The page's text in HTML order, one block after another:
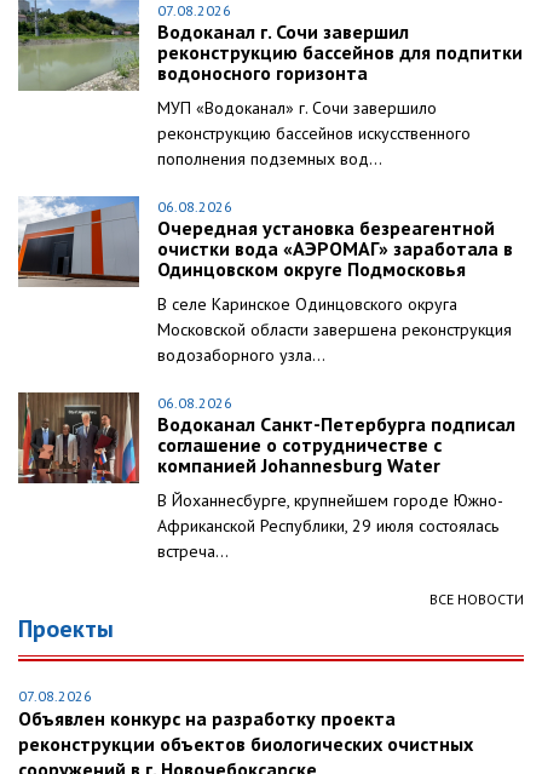
07.08.2026
Водоканал г. Сочи завершил
реконструкцию бассейнов для подпитки
водоносного горизонта
МУП «Водоканал» г. Сочи завершило
реконструкцию бассейнов искусственного
пополнения подземных вод...
06.08.2026
Очередная установка безреагентной
очистки вода «АЭРОМАГ» заработала в
Одинцовском округе Подмосковья
В селе Каринское Одинцовского округа
Московской области завершена реконструкция
водозаборного узла...
06.08.2026
Водоканал Санкт-Петербурга подписал
соглашение о сотрудничестве с
компанией Johannesburg Water
В Йоханнесбурге, крупнейшем городе Южно-
Африканской Республики, 29 июля состоялась
встреча...
ВСЕ НОВОСТИ
Проекты
07.08.2026
Объявлен конкурс на разработку проекта
реконструкции объектов биологических очистных